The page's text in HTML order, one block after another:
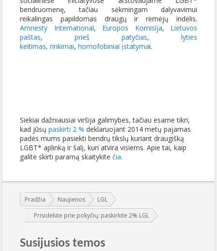
bendruomenę, tačiau sėkmingam dalyvavimui
reikalingas papildomas draugų ir rėmėjų indėlis.
Amnesty International, Europos Komisija, Lietuvos
paštas, prieš patyčias, lyties
keitimas, rinkimai, homofobiniai įstatymai.
Siekiai dažniausiai viršija galimybes, tačiau esame tikri,
kad jūsų paskirti 2 % deklaruojant 2014 metų pajamas
padės mums pasiekti bendrų tikslų kuriant draugišką
LGBT* aplinką ir šalį, kuri atvira visiems. Apie tai, kaip
galite skirti paramą skaitykite čia.
Jūs esate čia:
Pradžia Naujienos
LGL
Prisidėkite prie pokyčių: paskirkite 2% LGL
Susijusios temos